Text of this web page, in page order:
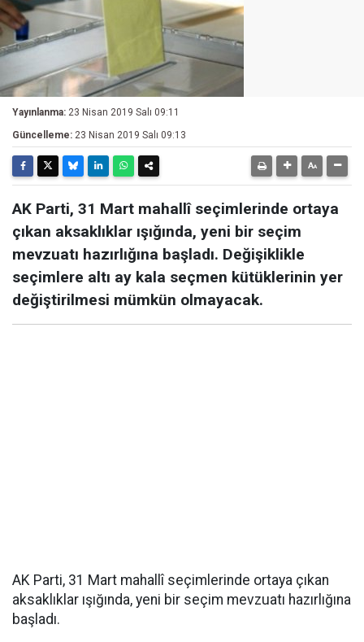
Yayınlanma: 23 Nisan 2019 Salı 09:11
Güncelleme: 23 Nisan 2019 Salı 09:13
AK Parti, 31 Mart mahallî seçimlerinde ortaya
çıkan aksaklıklar ışığında, yeni bir seçim
mevzuatı hazırlığına başladı. Değişiklikle
seçimlere altı ay kala seçmen kütüklerinin yer
değiştirilmesi mümkün olmayacak.
AK Parti, 31 Mart mahallî seçimlerinde ortaya çıkan
aksaklıklar ışığında, yeni bir seçim mevzuatı hazırlığına
başladı.